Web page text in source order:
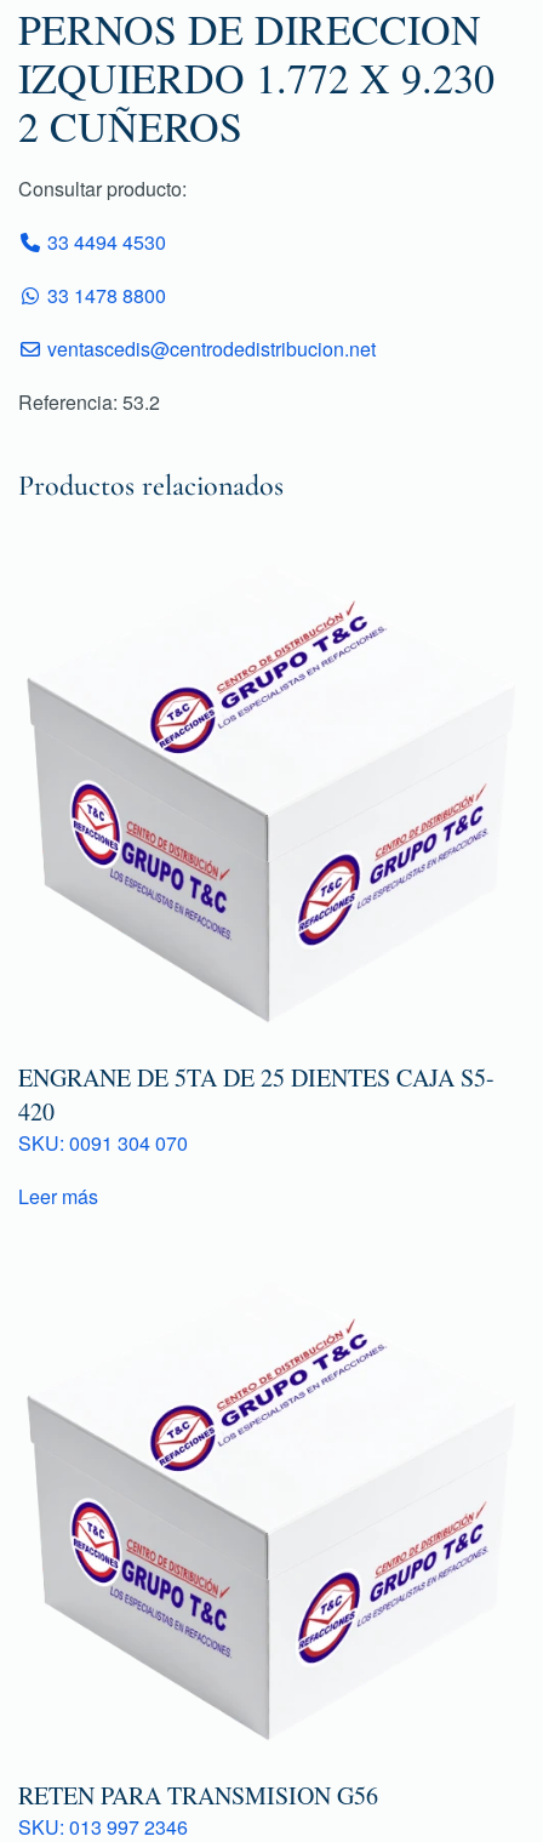
PERNOS DE DIRECCION
IZQUIERDO 1.772 X 9.230
2 CUÑEROS
Consultar producto:
33 4494 4530
33 1478 8800
ventascedis@centrodedistribucion.net
Referencia: 53.2
Productos relacionados
ENGRANE DE 5TA DE 25 DIENTES CAJA S5-
420
SKU: 0091 304 070
Leer más
RETEN PARA TRANSMISION G56
SKU: 013 997 2346